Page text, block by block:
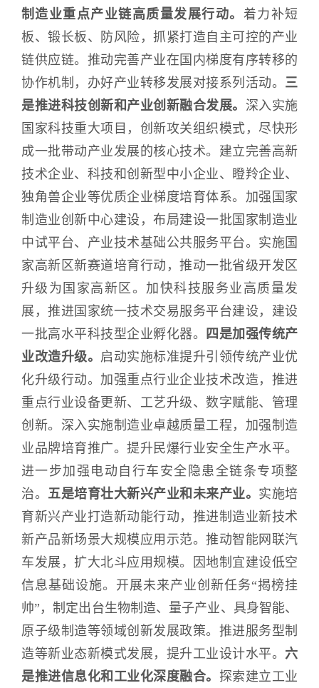
制造业重点产业链高质量发展行动。 着力补短
板、锻长板、防风险，抓紧打造自主可控的产业
链供应链。推动完善产业在国内梯度有序转移的
协作机制，办好产业转移发展对接系列活动。 三
是推进科技创新和产业创新融合发展。 深入实施
国家科技重大项目，创新攻关组织模式，尽快形
成一批带动产业发展的核心技术。建立完善高新
技术企业、科技和创新型中小企业、瞪羚企业、
独角兽企业等优质企业梯度培育体系。加强国家
制造业创新中心建设，布局建设一批国家制造业
中试平台、产业技术基础公共服务平台。实施国
家高新区新赛道培育行动，推动一批省级开发区
升级为国家高新区。加快科技服务业高质量发
展，推进国家统一技术交易服务平台建设，建设
一批高水平科技型企业孵化器。
四是加强传统产
业改造升级。 启动实施标准提升引领传统产业优
化升级行动。加强重点行业企业技术改造，推进
重点行业设备更新、工艺升级、数字赋能、管理
创新。深入实施制造业卓越质量工程，加强制造
业品牌培育推广。提升民爆行业安全生产水平。
进一步加强电动自行车安全隐患全链条专项整
治。 五是培育壮大新兴产业和未来产业。 实施培
育新兴产业打造新动能行动，推进制造业新技术
新产品新场景大规模应用示范。推动智能网联汽
车发展，扩大北斗应用规模。因地制宜建设低空
信息基础设施。开展未来产业创新任务“揭榜挂
帅”，制定出台生物制造、量子产业、具身智能、
原子级制造等领域创新发展政策。推进服务型制
造等新业态新模式发展，提升工业设计水平。 六
是推进信息化和工业化深度融合。 探索建立工业